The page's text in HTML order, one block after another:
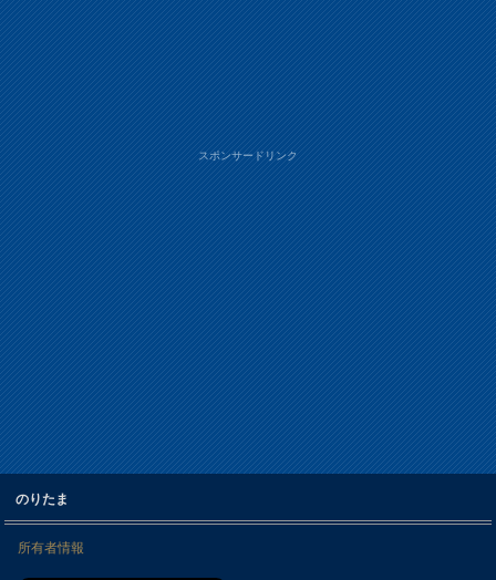
スポンサードリンク
のりたま
所有者情報